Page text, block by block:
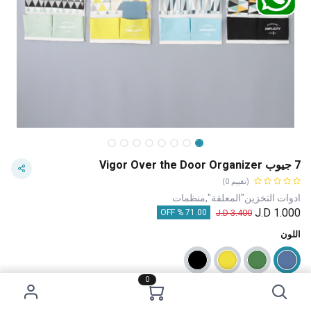
0
7 جيوب Vigor Over the Door Organizer
(تقييم 0)
ادوات التخزين"المعلقة",منظمات
1.000
3.400
J.D
71.00 % OFF
اللون